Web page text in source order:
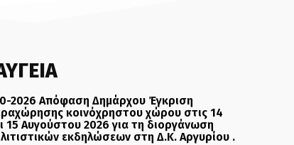
2026 Απόφαση Δημάρχου Έγκριση
κοινόχρηστου χώρου στις 14
15 Αυγούστου 2026 για τη διοργάνωση
εκδηλώσεων στη Δ.Κ. Αργυρίου .